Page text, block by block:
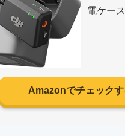
電ケース
Amazonでチェックす